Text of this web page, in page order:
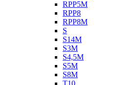
RPP5M
RPP8
RPP8M
S
S14M
S3M
S4,5M
S5M
S8M
T10